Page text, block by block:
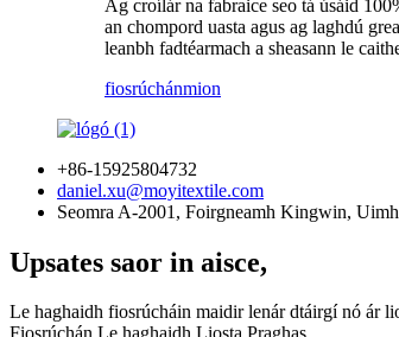
Ag croílár na fabraice seo tá úsáid
an chompord uasta agus ag laghdú
leanbh fadtéarmach a sheasann le
fiosrúchánmion
+86-15925804732
daniel.xu@moyitextile.com
Seomra A-2001, Foirgneamh Kingwin,
Upsates saor in aisce,
Le haghaidh fiosrúcháin maidir lenár dtáirgí nó ár